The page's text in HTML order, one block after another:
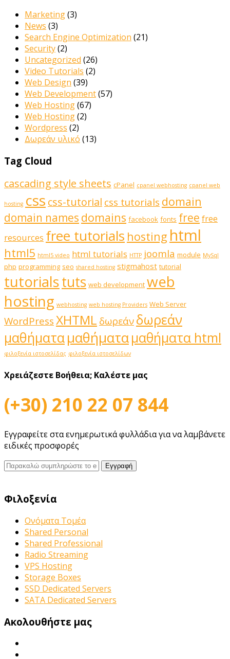
Marketing(3)
News (3)
Search Engine Optimization (21)
Security(2)
Uncategorized (26)
Video Tutorials (2)
Web Design (39)
Web Development(57)
Web Hosting(67)
Web Hosting(2)
Wordpress (2)
Δωρεάν υλικό (13)
Tag Cloud
cascading style sheets cPanel cpanel webhosting cpanel web
hosting css css-tutorial css tutorials domain
domain names domains facebook fonts free free
resources free tutorials hosting html
html5 html5 video html tutorials HTTP joomla module MySql
php programming seo shared hosting stigmahost tutorial
tutorialstuts web development web
hosting webhosting web hosting Providers Web Server
WordPressXHTML δωρεάνδωρεάν
μαθήματαμαθήματαμαθήματα html
φιλοξενία ιστοσελίδας φιλοξενία ιστοσελίδων
Χρειάζεστε Βοήθεια; Καλέστε μας
(+30) 210 22 07 844
Εγγραφείτε στα ενημερωτικά φυλλάδια για να λαμβάνετε
ειδικές προσφορές
Φιλοξενία
Ονόματα Τομέα
Shared Personal
Shared Professional
Radio Streaming
VPS Hosting
Storage Boxes
SSD Dedicated Servers
SATA Dedicated Servers
Ακολουθήστε μας